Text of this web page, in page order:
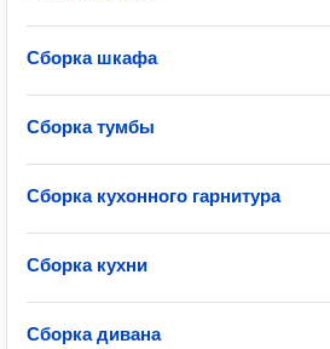
Сборка шкафа
Сборка тумбы
Сборка кухонного гарнитура
Сборка кухни
Сборка дивана